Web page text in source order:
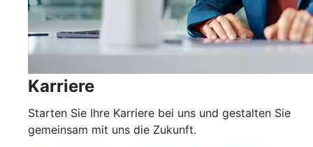
Karriere
Starten Sie Ihre Karriere bei uns und gestalten Sie
gemeinsam mit uns die Zukunft.